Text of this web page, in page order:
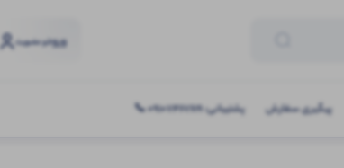
ورودو عضویت
پیگیری سفارش پشتیبانی: 09107467619 📞